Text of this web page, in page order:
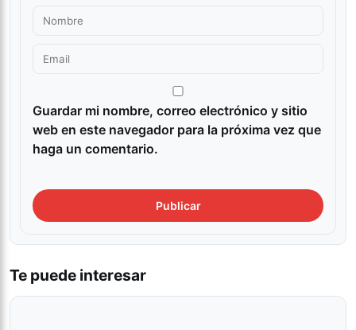
Guardar mi nombre, correo electrónico y sitio
web en este navegador para la próxima vez que
haga un comentario.
Te puede interesar